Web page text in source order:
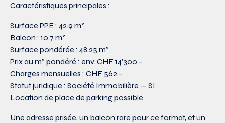
Caractéristiques principales :
Surface PPE : 42.9 m²
Balcon : 10.7 m²
Surface pondérée : 48.25 m²
Prix au m² pondéré : env. CHF 14’300.–
Charges mensuelles : CHF 562.–
Statut juridique : Société Immobilière — SI
Location de place de parking possible
Une adresse prisée, un balcon rare pour ce format, et un